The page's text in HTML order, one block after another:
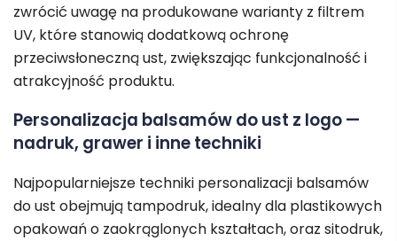
zwrócić uwagę na produkowane warianty z filtrem
UV, które stanowią dodatkową ochronę
przeciwsłoneczną ust, zwiększając funkcjonalność i
atrakcyjność produktu.
Personalizacja balsamów do ust z logo —
nadruk, grawer i inne techniki
Najpopularniejsze techniki personalizacji balsamów
do ust obejmują tampodruk, idealny dla plastikowych
opakowań o zaokrąglonych kształtach, oraz sitodruk,